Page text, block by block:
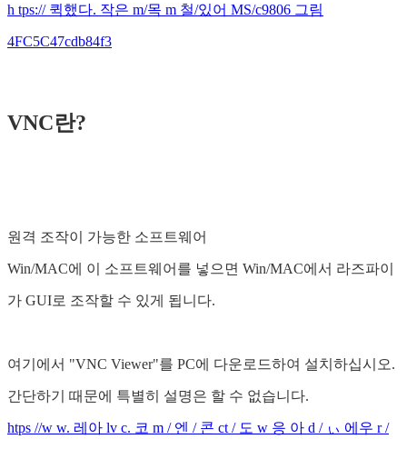
h tps:// 퀵했다. 작은 m/목 m 철/있어 MS/c9806 그림
4FC5C47cdb84f3
VNC란?
원격 조작이 가능한 소프트웨어
Win/MAC에 이 소프트웨어를 넣으면 Win/MAC에서 라즈파이
가 GUI로 조작할 수 있게 됩니다.
여기에서 "VNC Viewer"를 PC에 다운로드하여 설치하십시오.
간단하기 때문에 특별히 설명은 할 수 없습니다.
htps //w w. 레아 lv c. 코 m / 엔 / 콘 ct / 도 w 응 아 d / ぃ 에우 r /